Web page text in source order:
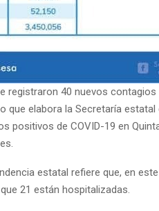
registraron 40 nuevos contagios
que elabora la Secretaría
positivos de COVID-19 en
estatal refiere que, en
21 están hospitalizadas.